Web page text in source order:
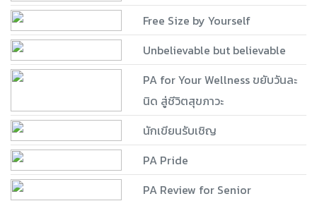
Free Size by Yourself
Unbelievable but believable
PA for Your Wellness ขยับวันละ
นิด สู่ชีวิตสุขภาวะ
นักเขียนรับเชิญ
PA Pride
PA Review for Senior